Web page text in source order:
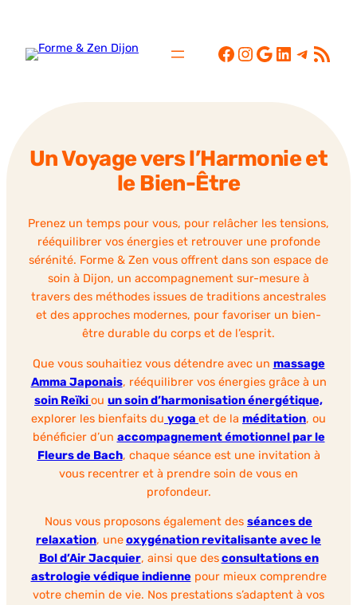
contenu
Facebook
Instagram
Google
LinkedIn
Flux RSS
Un Voyage vers l’Harmonie et
le Bien-Être
Prenez un temps pour vous, pour relâcher les tensions,
rééquilibrer vos énergies et retrouver une profonde
sérénité. Forme & Zen vous offrent dans son espace de
soin à Dijon, un accompagnement sur-mesure à
travers des méthodes issues de traditions ancestrales
et des approches modernes, pour favoriser un bien-
être durable du corps et de l’esprit.
Que vous souhaitiez vous détendre avec un massage
Amma Japonais, rééquilibrer vos énergies grâce à un
soin Reïkiou un soin d’harmonisation énergétique,
explorer les bienfaits du yoga et de la méditation, ou
bénéficier d’un accompagnement émotionnel par le
Fleurs de Bach, chaque séance est une invitation à
vous recentrer et à prendre soin de vous en
profondeur.
Nous vous proposons également des séances de
relaxation, uneoxygénation revitalisante avec le
Bol d’Air Jacquier, ainsi que desconsultations en
astrologie védique indienne pour mieux comprendre
votre chemin de vie. Nos prestations s’adaptent à vos